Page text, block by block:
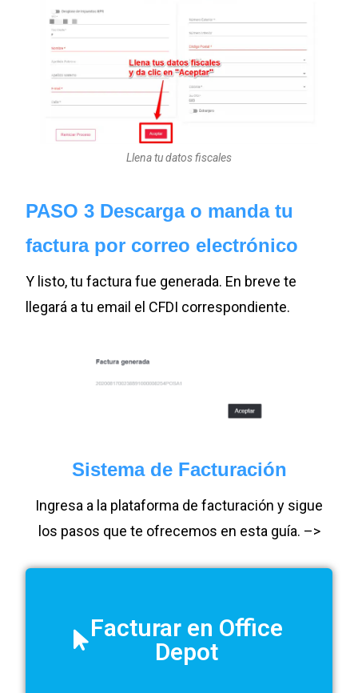
Llena tu datos fiscales
PASO 3 Descarga o manda tu
factura por correo electrónico
Y listo, tu factura fue generada. En breve te
llegará a tu email el CFDI correspondiente.
Sistema de Facturación
Ingresa a la plataforma de facturación y sigue
los pasos que te ofrecemos en esta guía. –>
Facturar en Office
Depot